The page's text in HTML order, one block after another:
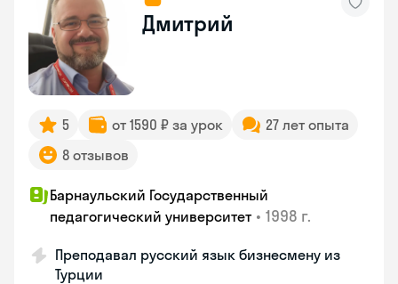
Дмитрий
5 от 1590 ₽ за урок
27 лет опыта
8 отзывов
Барнаульский Государственный
педагогический университет • 1998 г.
Преподавал русский язык бизнесмену из
Турции